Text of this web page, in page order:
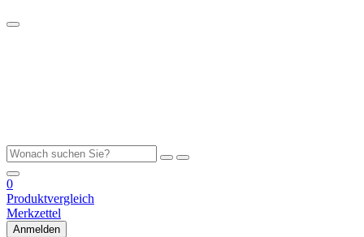
0
Produktvergleich
Merkzettel
Anmelden